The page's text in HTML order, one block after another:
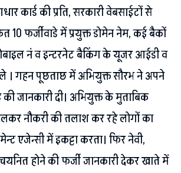
कार्ड की प्रति, सरकारी वेबसाईटों से
फर्जीवाडे में प्रयुक्त डोमेन नेम, कई बैकों
नं व इन्टरनेट बैकिंग के यूजर आईडी व
। गहन पूछताछ में अभियुक्त सौरभ ने अपने
की जानकारी दी। अभियुक्त के मुताबिक
नौकरी की तलाश कर रहे लोगों का
एजेन्सी में इकट्टा करता। फिर नेवी,
होने की फर्जी जानकारी देकर खाते में